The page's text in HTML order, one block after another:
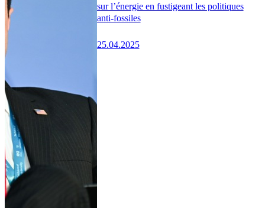
sur l’énergie en fustigeant les politiques
anti-fossiles
25.04.2025